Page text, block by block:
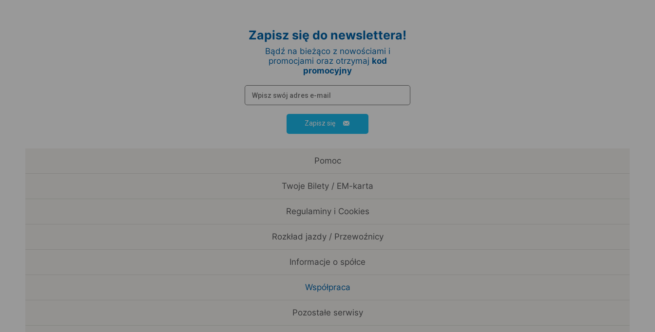
Zapisz się do newslettera!
Bądź na bieżąco z nowościami i
promocjami oraz otrzymaj kod
promocyjny
Zapisz się
Pomoc
Twoje Bilety / EM-karta
Regulaminy i Cookies
Rozkład jazdy / Przewoźnicy
Informacje o spółce
Współpraca
Pozostałe serwisy